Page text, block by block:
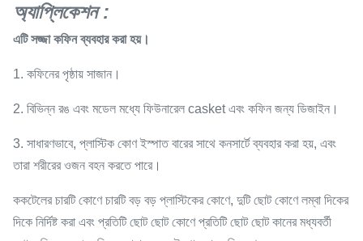
অ্যাপ্লিকেশন :
এটি সজ্জা কফিন ব্যবহার করা হয়।
1. কফিনের পৃষ্ঠায় সাজান।
2. বিভিন্ন রঙ এবং মডেল মধ্যে ফিউনারেল casket এবং কফিন জন্য ডিজাইন।
3. সাধারণভাবে, প্লাস্টিক কোণ ইস্পাত বারের সাথে কনসার্টে ব্যবহার করা হয়, এবং
তারা শরীরের ওজন বহন করতে পারে।
ককটেলের চারটি কোণে চারটি বড় বড় প্লাস্টিকের কোণে, দুটি ছোট কোণে লম্বা দিকের
দিকে নির্দিষ্ট করা এবং প্রতিটি ছোট ছোট কোণে প্রতিটি ছোট ছোট কানের মধ্যবর্তী